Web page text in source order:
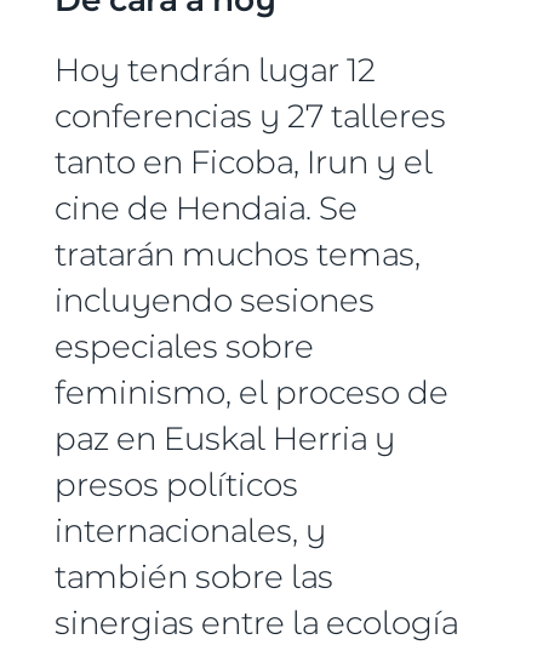
Hoy tendrán lugar 12
conferencias y 27 talleres
tanto en Ficoba, Irun y el
cine de Hendaia. Se
tratarán muchos temas,
incluyendo sesiones
especiales sobre
feminismo, el proceso de
paz en Euskal Herria y
presos políticos
internacionales, y
también sobre las
sinergias entre la ecología